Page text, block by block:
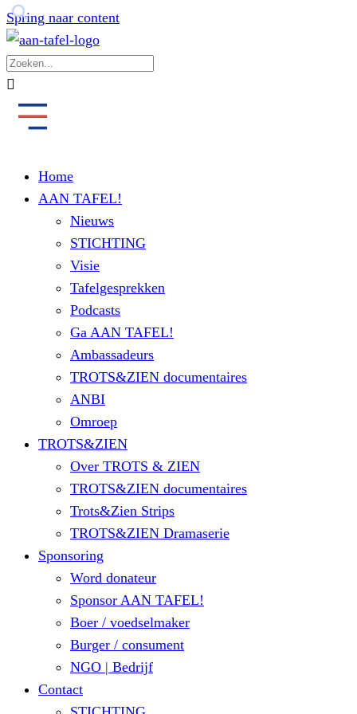
Spring naar content
Home
AAN TAFEL!
Nieuws
STICHTING
Visie
Tafelgesprekken
Podcasts
Ga AAN TAFEL!
Ambassadeurs
TROTS&ZIEN documentaires
ANBI
Omroep
TROTS&ZIEN
Over TROTS & ZIEN
TROTS&ZIEN documentaires
Trots&Zien Strips
TROTS&ZIEN Dramaserie
Sponsoring
Word donateur
Sponsor AAN TAFEL!
Boer / voedselmaker
Burger / consument
NGO | Bedrijf
Contact